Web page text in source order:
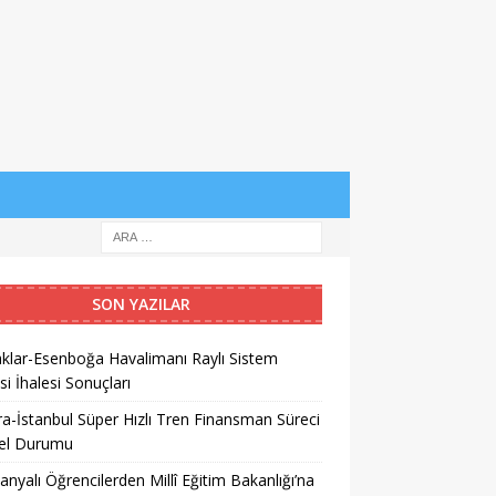
SON YAZILAR
Esenboğa Havalimanı Raylı Sistem
İhalesi Sonuçları
İstanbul Süper Hızlı Tren Finansman Süreci
Durumu
Öğrencilerden Millî Eğitim Bakanlığı’na